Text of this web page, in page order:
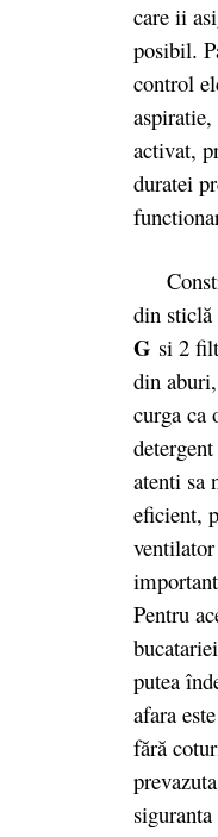
care ii
posibil.
control
activat,
duratei
din sticlă
G si 2
din
curga ca
atenti sa
eficient,
Pentru
putea
afara
fără